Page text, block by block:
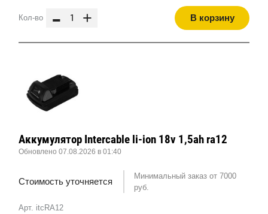
Кол-во - + В корзину
Арт. itcRA12
Аккумулятор Intercable li-ion 18v 1,5ah ra12
Обновлено 07.08.2026 в 01:40
Стоимость уточняется
Минимальный заказ от 7000
руб.